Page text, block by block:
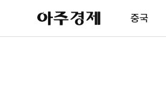
아
주
제
중국